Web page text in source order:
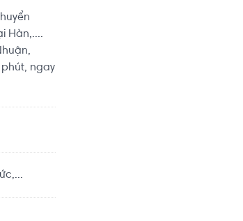
Hàn,....
phút, ngay